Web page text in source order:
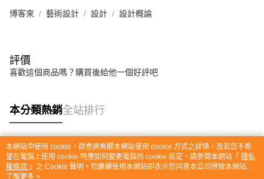
博客來 藝術設計 設計 設計概論
評價
喜歡這個商品嗎？購買後給他一個好評吧
本分類熱銷全站排行
熱門標籤
本網站中使用 cookie，欲查詢有關本網站使用 cookie 方式之詳情，及若您不希
望在電腦上使用 cookie 時應如何變更電腦的 cookie 設定，請參閱本網站「 隱私
權條款 」之 Cookie 聲明。您繼續使用本網站即表示您同意本公司得按本網站使
用條款之 Cookie 聲明使用 cookie。
了解更多 >